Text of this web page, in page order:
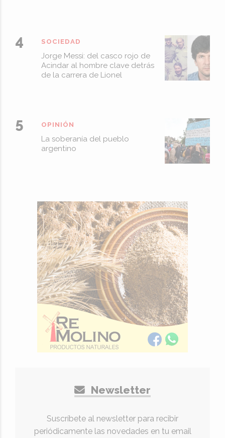
Jorge Messi: del casco rojo de
Acindar al hombre clave detrás
de la carrera de Lionel
SOCIEDAD
La soberanía del pueblo
argentino
OPINIÓN
Newsletter
Suscríbete al newsletter para recibir
periódicamente las novedades en tu email